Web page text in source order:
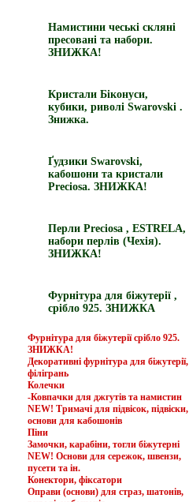
Намистини чеські скляні
пресовані та набори.
ЗНИЖКА!
Кристали Біконуси,
кубики, риволі Swarovski .
Знижка.
Ґудзики Swarovski,
кабошони та кристали
Preciosa. ЗНИЖКА!
Перли Preciosa , ESTRELA,
набори перлів (Чехія).
ЗНИЖКА!
Фурнітура для біжутерії ,
срібло 925. ЗНИЖКА
Фурнітура для біжутерії срібло 925.
ЗНИЖКА!
Декоративні фурнітура для біжутерії,
філігрань
Колечки
-Ковпачки для джгутів та намистин
NEW! Тримачі для підвісок, підвіски,
основи для кабошонів
Піни
Замочки, карабіни, тогли біжутерні
NEW! Основи для сережок, швензи,
пусети та ін.
Конектори, фіксатори
Оправи (основи) для страз, шатонів,